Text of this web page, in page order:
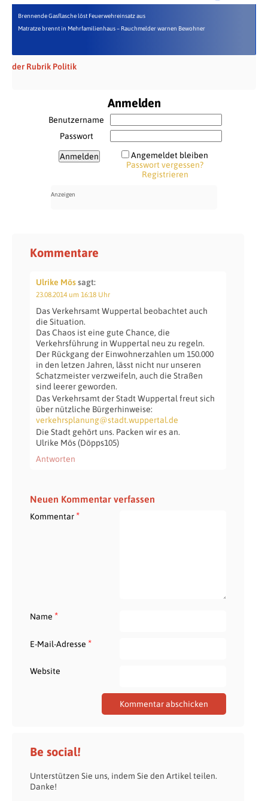
Brennende Gasflasche löst Feuerwehreinsatz aus
Matratze brennt in Mehrfamilienhaus – Rauchmelder warnen Bewohner
der Rubrik Politik
Anmelden
Benutzername
Passwort
Angemeldet bleiben
Passwort vergessen?
Registrieren
Kommentare
Ulrike Mössagt:
23.08.2014 um 16:18 Uhr
Das Verkehrsamt Wuppertal beobachtet auch
die Situation.
Das Chaos ist eine gute Chance, die
Verkehrsführung in Wuppertal neu zu regeln.
Der Rückgang der Einwohnerzahlen um 150.000
in den letzen Jahren, lässt nicht nur unseren
Schatzmeister verzweifeln, auch die Straßen
sind leerer geworden.
Das Verkehrsamt der Stadt Wuppertal freut sich
über nützliche Bürgerhinweise:
verkehrsplanung@stadt.wuppertal.de
Die Stadt gehört uns. Packen wir es an.
Ulrike Mös (Döpps105)
Antworten
Neuen Kommentar verfassen
Kommentar*
Name *
E-Mail-Adresse *
Website
Be social!
Unterstützen Sie uns, indem Sie den Artikel teilen.
Danke!